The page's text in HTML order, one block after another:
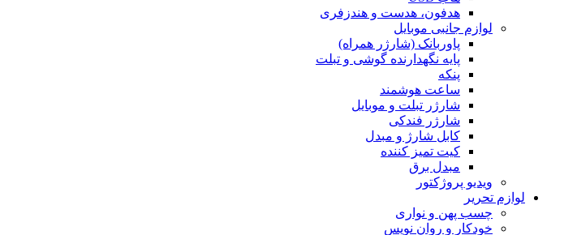
هدفون، هدست و هندزفری
لوازم جانبی موبایل
پاوربانک (شارژر همراه)
پایه نگهدارنده گوشی و تبلت
پنکه
ساعت هوشمند
شارژر تبلت و موبایل
شارژر فندکی
کابل شارژ و مبدل
کیت تمیز کننده
مبدل برق
ویدیو پروژکتور
لوازم تحریر
چسب پهن و نواری
خودکار و روان نویس